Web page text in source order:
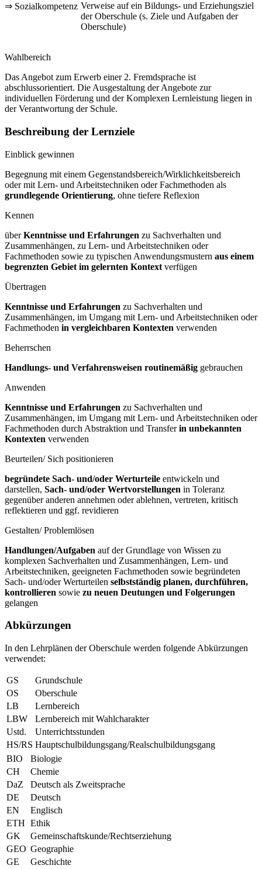
⇒ Sozialkompetenz Verweise auf ein Bildungs- und Erziehungsziel
der Oberschule (s. Ziele und Aufgaben der
Oberschule)
Wahlbereich
Das Angebot zum Erwerb einer 2. Fremdsprache ist
abschlussorientiert. Die Ausgestaltung der Angebote zur
individuellen Förderung und der Komplexen Lernleistung liegen in
der Verantwortung der Schule.
Beschreibung der Lernziele
Einblick gewinnen
Begegnung mit einem Gegenstandsbereich/Wirklichkeitsbereich
oder mit Lern- und Arbeitstechniken oder Fachmethoden als
grundlegende Orientierung, ohne tiefere Reflexion
Kennen
überKenntnisse und Erfahrungen zu Sachverhalten und
Zusammenhängen, zu Lern- und Arbeitstechniken oder
Fachmethoden sowie zu typischen Anwendungsmustern aus einem
begrenzten Gebiet im gelernten Kontext verfügen
Übertragen
Kenntnisse und Erfahrungen zu Sachverhalten und
Zusammenhängen, im Umgang mit Lern- und Arbeitstechniken oder
Fachmethoden in vergleichbaren Kontexten verwenden
Beherrschen
Handlungs- und Verfahrensweisen routinemäßig gebrauchen
Anwenden
Kenntnisse und Erfahrungen zu Sachverhalten und
Zusammenhängen, im Umgang mit Lern- und Arbeitstechniken oder
Fachmethoden durch Abstraktion und Transferin unbekannten
Kontexten verwenden
Beurteilen/ Sich positionieren
begründete Sach- und/oder Werturteile entwickeln und
darstellen, Sach- und/oder Wertvorstellungen in Toleranz
gegenüber anderen annehmen oder ablehnen, vertreten, kritisch
reflektieren und ggf. revidieren
Gestalten/ Problemlösen
Handlungen/Aufgaben auf der Grundlage von Wissen zu
komplexen Sachverhalten und Zusammenhängen, Lern- und
Arbeitstechniken, geeigneten Fachmethoden sowie begründeten
Sach- und/oder Werturteilen selbstständig planen, durchführen,
kontrollieren sowie zu neuen Deutungen und Folgerungen
gelangen
Abkürzungen
In den Lehrplänen der Oberschule werden folgende Abkürzungen
verwendet:
GS
Grundschule
OS
Oberschule
LB
Lernbereich
LBW
Lernbereich mit Wahlcharakter
Ustd.
Unterrichtsstunden
HS/RS Hauptschulbildungsgang/Realschulbildungsgang
BIO
Biologie
CH
Chemie
DaZ
Deutsch als Zweitsprache
DE
Deutsch
EN
Englisch
ETH Ethik
GK
Gemeinschaftskunde/Rechtserziehung
GEO Geographie
GE
Geschichte